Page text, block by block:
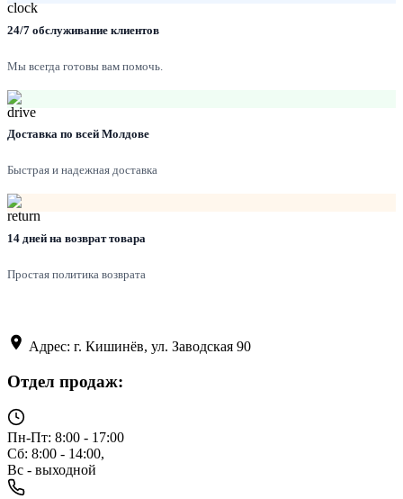
24/7 обслуживание клиентов
Мы всегда готовы вам помочь.
Доставка по всей Молдове
Быстрая и надежная доставка
14 дней на возврат товара
Простая политика возврата
Адрес: г. Кишинёв, ул. Заводская 90
Отдел продаж:
Пн-Пт: 8:00 - 17:00
Сб: 8:00 - 14:00,
Вс - выходной